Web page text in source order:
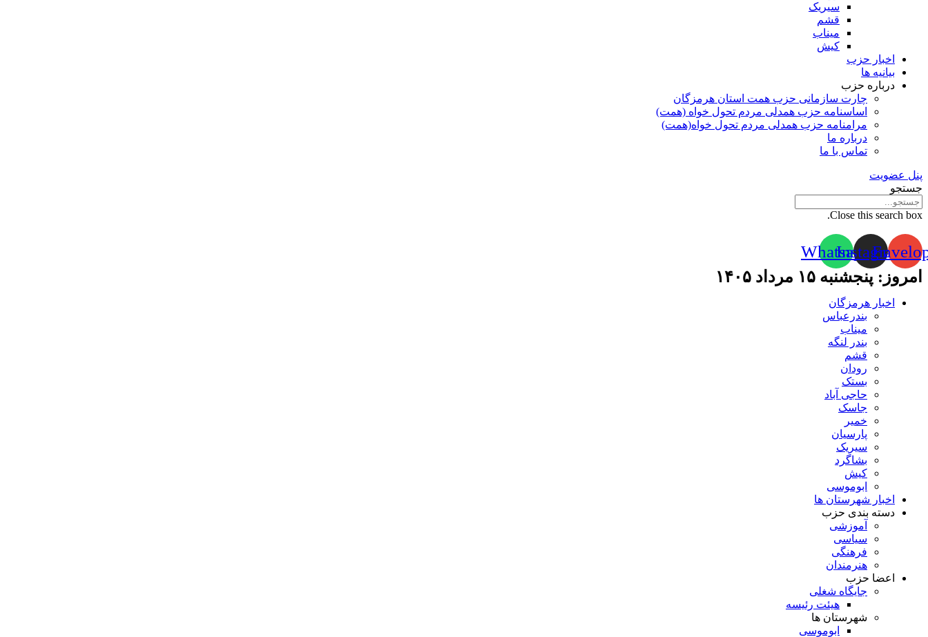
سیریک
قشم
میناب
کیش
اخبار حزب
بیانیه ها
درباره حزب
چارت سازمانی حزب همت استان هرمزگان
اساسنامه حزب همدلی مردم تحول خواه (همت)
مرامنامه حزب همدلی مردم تحول خواه(همت)
درباره ما
تماس با ما
پنل عضویت
جستجو
Close this search box.
Instagram
Whatsapp
امروز: پنجشنبه ۱۵ مرداد ۱۴۰۵
اخبار هرمزگان
بندرعباس
میناب
بندر لنگه
قشم
رودان
بستک
حاجی آباد
جاسک
خمیر
پارسیان
سیریک
بشاگرد
کیش
ابوموسی
اخبار شهرستان ها
دسته بندی حزب
آموزشی
سیاسی
فرهنگی
هنرمندان
اعضا حزب
جایگاه شغلی
هیئت رئیسه
شهرستان ها
ابوموسی